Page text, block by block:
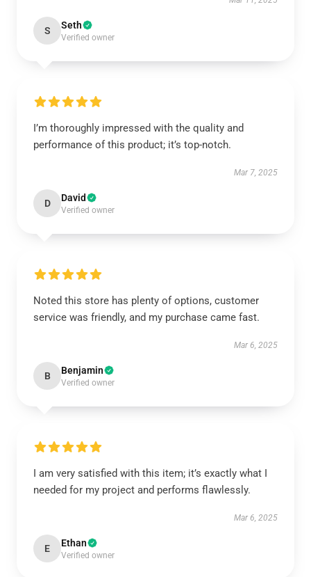
S Seth
Verified owner
I’m thoroughly impressed with the quality and
performance of this product; it’s top-notch.
Mar 7, 2025
D David
Verified owner
Noted this store has plenty of options, customer
service was friendly, and my purchase came fast.
Mar 6, 2025
B Benjamin
Verified owner
I am very satisfied with this item; it’s exactly what I
needed for my project and performs flawlessly.
Mar 6, 2025
E Ethan
Verified owner